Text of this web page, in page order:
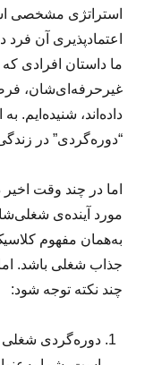
استراتژی مشخصی
اعتمادپذیری آن
ما داستان افرادی
غیرحرفه‌ای‌شان،
داده‌اند،
“دوره‌گردی” در
اما در چند وقت
مورد آینده‌ی
به‌همان مفهوم
جذاب شغلی باشد.
چند نکته توجه شود:
دوره‌گردی شغلی